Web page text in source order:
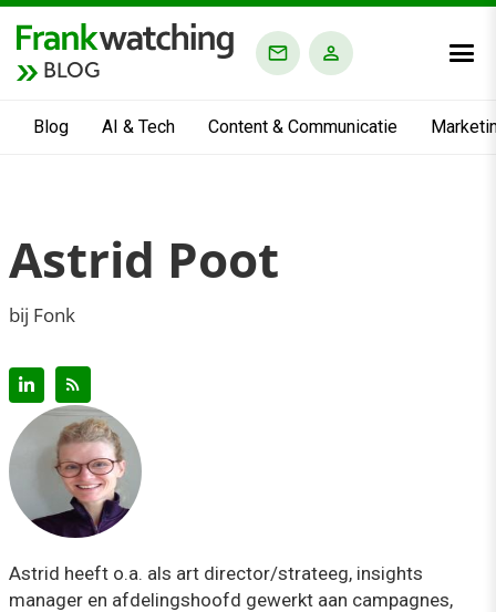
BLOG
Blog AI & Tech Content & Communicatie
Astrid Poot
bij Fonk
Astrid heeft o.a. als art director/strateeg, insights
manager en afdelingshoofd gewerkt aan campagnes,